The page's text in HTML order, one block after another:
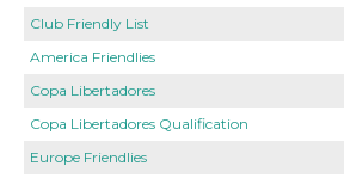
Club Friendly List
America Friendlies
Copa Libertadores
Copa Libertadores Qualification
Europe Friendlies